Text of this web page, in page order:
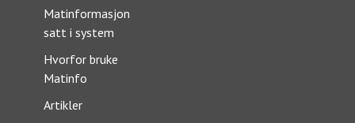
Matinformasjon
satt i system
Hvorfor bruke
Matinfo
Artikler